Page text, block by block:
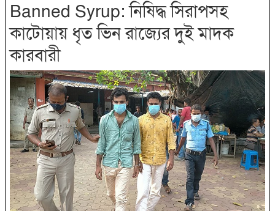
Banned Syrup: নিষিদ্ধ সিরাপসহ
কাটোয়ায় ধৃত ভিন রাজ্যের দুই মাদক
কারবারী